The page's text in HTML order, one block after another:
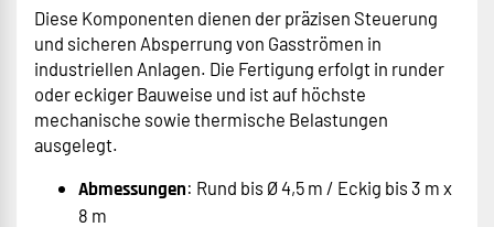
Diese Komponenten dienen der präzisen Steuerung
und sicheren Absperrung von Gasströmen in
industriellen Anlagen. Die Fertigung erfolgt in runder
oder eckiger Bauweise und ist auf höchste
mechanische sowie thermische Belastungen
ausgelegt.
Abmessungen: Rund bis Ø 4,5 m / Eckig bis 3 m x
8 m